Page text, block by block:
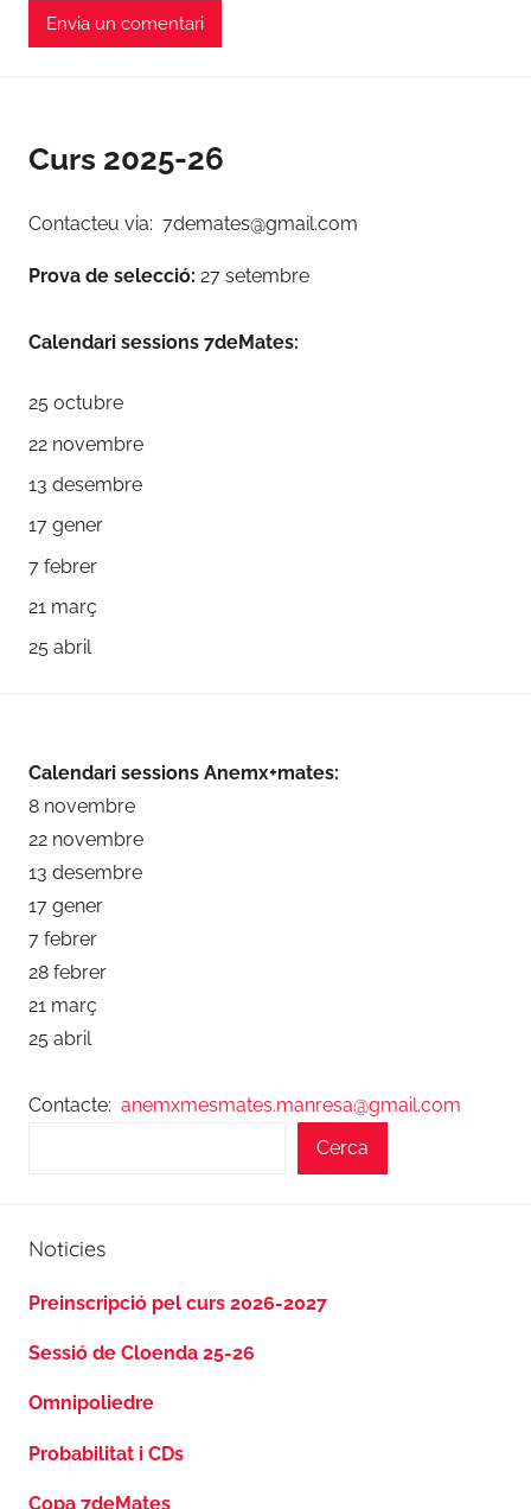
Curs 2025-26
Contacteu via: 7demates@gmail.com
Prova de selecció: 27 setembre
Calendari sessions 7deMates:
25 octubre
22 novembre
13 desembre
17 gener
7 febrer
21 març
25 abril
Calendari sessions Anemx+mates:
8 novembre
22 novembre
13 desembre
17 gener
7 febrer
28 febrer
21 març
25 abril
Contacte: anemxmesmates.manresa@gmail.com
Cerca
Noticies
Preinscripció pel curs 2026-2027
Sessió de Cloenda 25-26
Omnipoliedre
Probabilitat i CDs
Copa 7deMates